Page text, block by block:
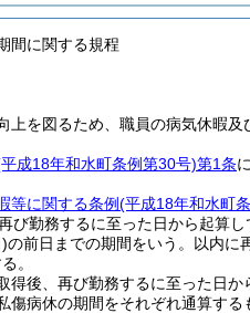
間に関する規程
上を図るため、職員の病気休暇
成18年和水町条例第30号)第1条
等に関する条例(平成18年和水町
び勤務するに至った日から起算
の前日までの期間をいう。以内に
。
得後、再び勤務するに至った日
病休の期間をそれぞれ通算する